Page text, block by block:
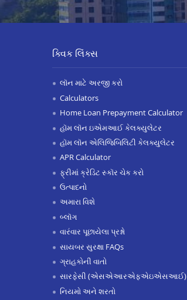
ક્વિક લિંક્સ
લૉન માટે અરજી કરો
Calculators
Home Loan Prepayment Calculator
હૉમ લૉન ઇએમઆઈ કેલક્યુલેટર
હૉમ લૉન એલિજિબિલિટી કેલક્યુલેટર
APR Calculator
ફ્રીમાં ક્રેડિટ સ્કૉર ચેક કરો
ઉત્પાદનો
અમારા વિશે
બ્લૉગ
વારંવાર પૂછાયેલા પ્રશ્નો
સાયબર સુરક્ષા FAQs
ગ્રાહકોની વાતો
સારફેસી (એસએઆરએફએઇએસઆઈ)
નિયમો અને શરતો